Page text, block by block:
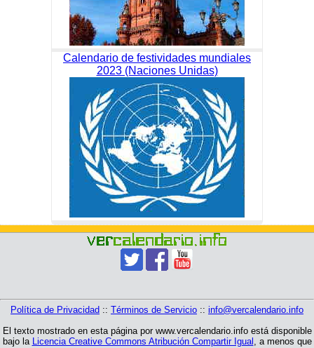
Calendario de festividades mundiales
2023 (Naciones Unidas)
Política de Privacidad :: Términos de Servicio :: info@vercalendario.info
El texto mostrado en esta página por www.vercalendario.info está disponible
bajo la Licencia Creative Commons Atribución Compartir Igual , a menos que